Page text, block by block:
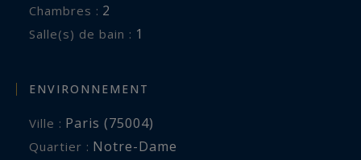
Chambres : 2
Salle(s) de bain : 1
ENVIRONNEMENT
Ville : Paris (75004)
Quartier : Notre-Dame